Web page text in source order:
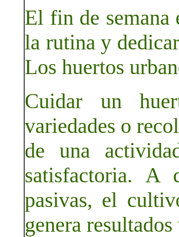
El fin de semana
la rutina y
Los huertos
Cuidar un
variedades o
de una
satisfactoria. A
pasivas, el
genera